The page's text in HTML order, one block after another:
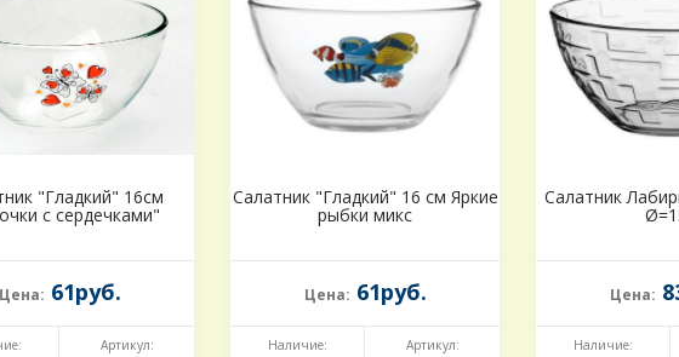
"Гладкий" 16см
с сердечками"
Цена: 61руб.
Артикул:
Салатник "Гладкий" 16 см Яркие
рыбки микс
Цена: 61руб.
Наличие: Артикул:
Салатник
Цена:
Наличие: